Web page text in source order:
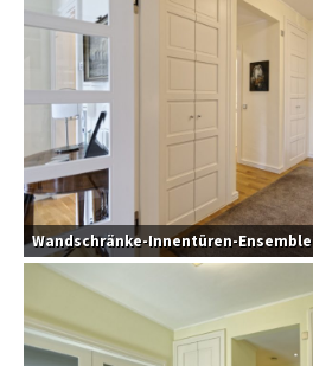
Wandschränke-Innentüren-Ensemble